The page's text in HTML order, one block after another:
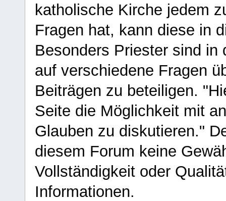
katholische Kirche jedem
Fragen hat, kann diese in
Besonders Priester sind in
auf verschiedene Fragen
Beiträgen zu beteiligen.
Seite die Möglichkeit mit
Glauben zu diskutieren."
diesem Forum keine
Vollständigkeit oder
Informationen.